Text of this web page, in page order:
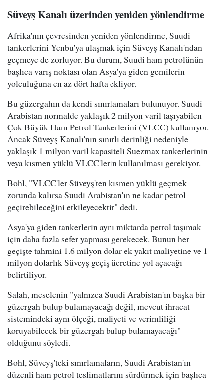
Süveyş Kanalı üzerinden yeniden yönlendirme
Afrika'nın çevresinden yeniden yönlendirme, Suudi
tankerlerini Yenbu'ya ulaşmak için Süveyş Kanalı'ndan
geçmeye de zorluyor. Bu durum, Suudi ham petrolünün
başlıca varış noktası olan Asya'ya giden gemilerin
yolculuğuna en az dört hafta ekliyor.
Bu güzergahın da kendi sınırlamaları bulunuyor. Suudi
Arabistan normalde yaklaşık 2 milyon varil taşıyabilen
Çok Büyük Ham Petrol Tankerlerini (VLCC) kullanıyor.
Ancak Süveyş Kanalı'nın sınırlı derinliği nedeniyle
yaklaşık 1 milyon varil kapasiteli Suezmax tankerlerinin
veya kısmen yüklü VLCC'lerin kullanılması gerekiyor.
Bohl, "VLCC'ler Süveyş'ten kısmen yüklü geçmek
zorunda kalırsa Suudi Arabistan'ın ne kadar petrol
geçirebileceğini etkileyecektir" dedi.
Asya'ya giden tankerlerin aynı miktarda petrol taşımak
için daha fazla sefer yapması gerekecek. Bunun her
geçişte tahmini 1.6 milyon dolar ek yakıt maliyetine ve 1
milyon dolarlık Süveyş geçiş ücretine yol açacağı
belirtiliyor.
Salah, meselenin "yalnızca Suudi Arabistan'ın başka bir
güzergah bulup bulamayacağı değil, mevcut ihracat
sistemindeki aynı ölçeği, maliyeti ve verimliliği
koruyabilecek bir güzergah bulup bulamayacağı"
olduğunu söyledi.
Bohl, Süveyş'teki sınırlamaların, Suudi Arabistan'ın
düzenli ham petrol teslimatlarını sürdürmek için başlıca